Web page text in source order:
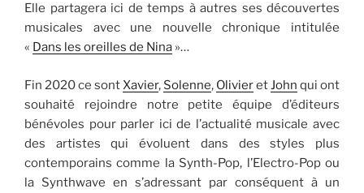
Elle partagera ici de temps à autres ses découvertes
musicales avec une nouvelle chronique intitulée
« Dans les oreilles de Nina »…
Fin 2020 ce sont Xavier, Solenne, Olivieret John qui ont
souhaité rejoindre notre petite équipe d’éditeurs
bénévoles pour parler ici de l’actualité musicale avec
des artistes qui évoluent dans des styles plus
contemporains comme la Synth-Pop, l’Electro-Pop ou
la Synthwave en s’adressant par conséquent à un